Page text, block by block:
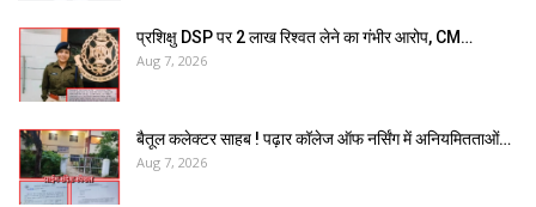
प्रशिक्षु DSP पर ₹2 लाख रिश्वत लेने का गंभीर आरोप, CM…
Aug 7, 2026
बैतूल कलेक्टर साहब ! पढ़ार कॉलेज ऑफ नर्सिंग में अनियमितताओं…
Aug 7, 2026